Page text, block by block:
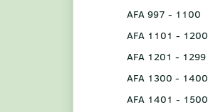
AFA 997 - 1100
AFA 1101 - 1200
AFA 1201 - 1299
AFA 1300 - 1400
AFA 1401 - 1500